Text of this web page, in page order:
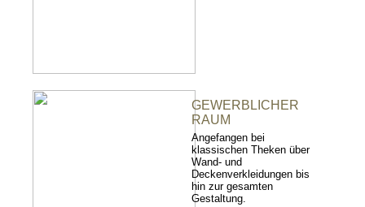
GEWERBLICHER
RAUM
Angefangen bei
klassischen Theken über
Wand- und
Deckenverkleidungen bis
hin zur gesamten
Gestaltung.